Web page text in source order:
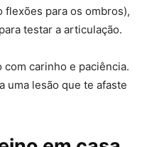
flexões para os ombros),
testar a articulação.
carinho e paciência.
uma lesão que te afaste